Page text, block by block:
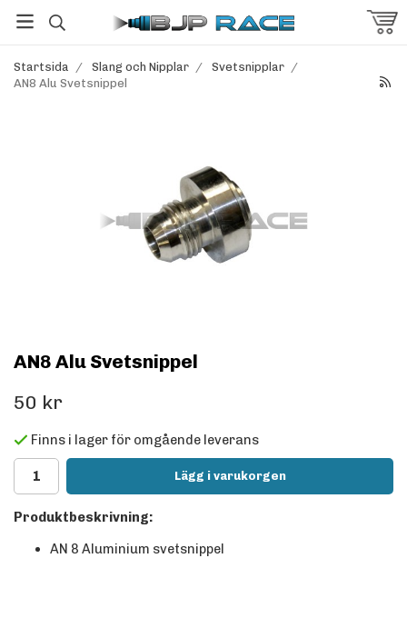
Startsida / Slang och Nipplar / Svetsnipplar /
AN8 Alu Svetsnippel
AN8 Alu Svetsnippel
50 kr
Finns i lager för omgående leverans
Lägg i varukorgen
Produktbeskrivning:
AN 8 Aluminium svetsnippel